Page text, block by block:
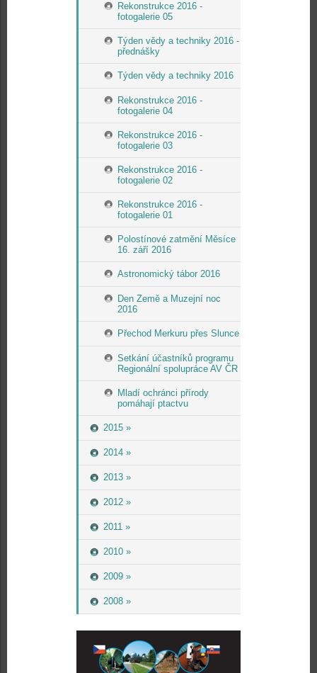
Rekonstrukce 2016 -
fotogalerie 05
Týden vědy a techniky 2016 -
přednášky
Týden vědy a techniky 2016
Rekonstrukce 2016 -
fotogalerie 04
Rekonstrukce 2016 -
fotogalerie 03
Rekonstrukce 2016 -
fotogalerie 02
Rekonstrukce 2016 -
fotogalerie 01
Polostínové zatmění Měsíce
16. září 2016
Astronomický tábor 2016
Den Země a Muzejní noc
2016
Přechod Merkuru přes Slunce
Setkání účastníků programu
Regionální spolupráce AV ČR
Mladí ochránci přírody
pomáhají ptactvu
2015 »
2014 »
2013 »
2012 »
2011 »
2010 »
2009 »
2008 »